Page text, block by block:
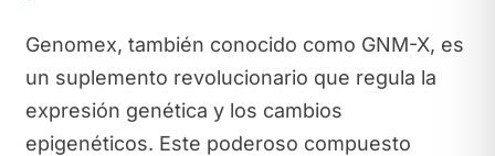
Genomex, también conocido como GNM-X, es
un suplemento revolucionario que regula la
expresión genética y los cambios
epigenéticos. Este poderoso compuesto